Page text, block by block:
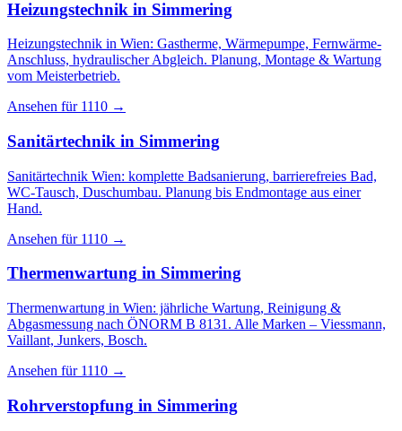
Heizungstechnik in Simmering
Heizungstechnik in Wien: Gastherme, Wärmepumpe, Fernwärme-
Anschluss, hydraulischer Abgleich. Planung, Montage & Wartung
vom Meisterbetrieb.
Ansehen für 1110 →
Sanitärtechnik in Simmering
Sanitärtechnik Wien: komplette Badsanierung, barrierefreies Bad,
WC-Tausch, Duschumbau. Planung bis Endmontage aus einer
Hand.
Ansehen für 1110 →
Thermenwartung in Simmering
Thermenwartung in Wien: jährliche Wartung, Reinigung &
Abgasmessung nach ÖNORM B 8131. Alle Marken – Viessmann,
Vaillant, Junkers, Bosch.
Ansehen für 1110 →
Rohrverstopfung in Simmering